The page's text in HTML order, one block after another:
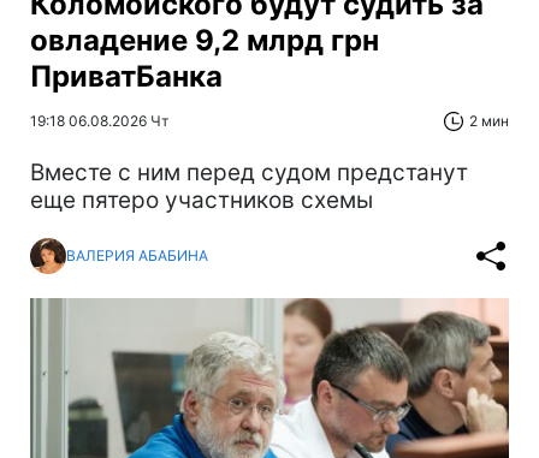
овладение 9,2 млрд грн
ПриватБанка
19:18 06.08.2026 Чт 2 мин
Вместе с ним перед судом предстанут
еще пятеро участников схемы
ВАЛЕРИЯ АБАБИНА